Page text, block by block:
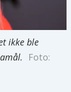
ikke ble
Foto: